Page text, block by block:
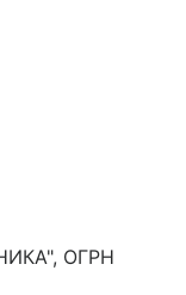
ОГРН